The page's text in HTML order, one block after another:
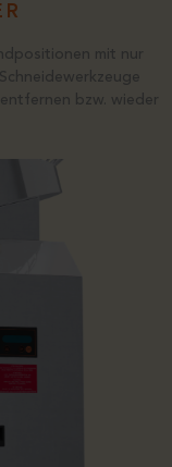
mit nur
bzw. wieder